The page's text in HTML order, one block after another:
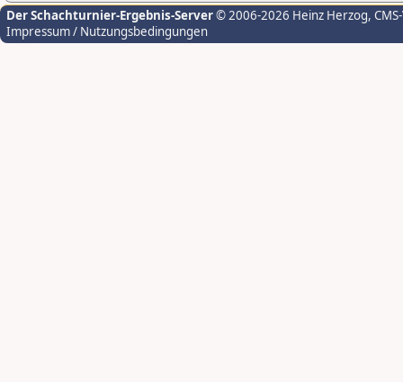
Der Schachturnier-Ergebnis-Server© 2006-2026 Heinz Herzog,
Impressum / Nutzungsbedingungen